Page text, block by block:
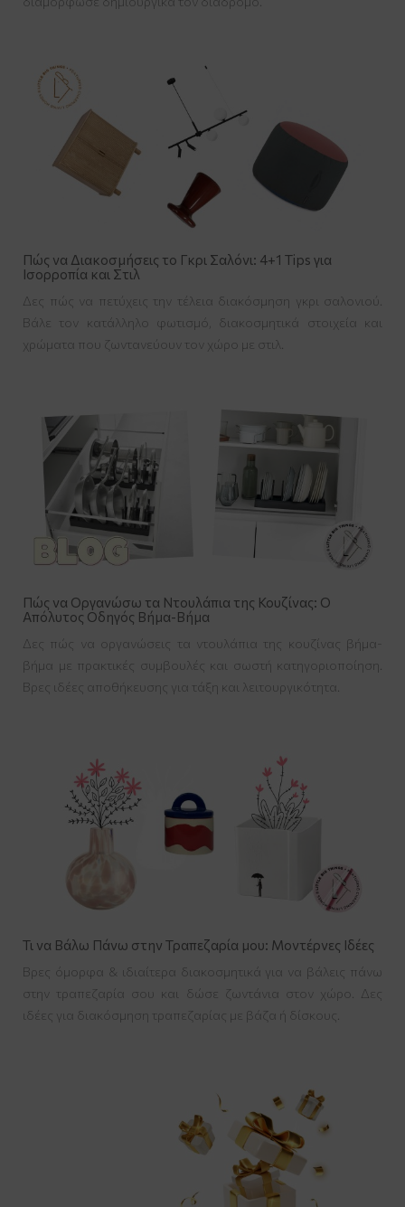
Πώς να Διακοσμήσεις το Γκρι Σαλόνι: 4+1 Tips για
Ισορροπία και Στιλ
Δες πώς να πετύχεις την τέλεια διακόσμηση γκρι σαλονιού.
Βάλε τον κατάλληλο φωτισμό, διακοσμητικά στοιχεία και
χρώματα που ζωντανεύουν τον χώρο με στιλ.
Πώς να Οργανώσω τα Ντουλάπια της Κουζίνας: Ο
Απόλυτος Οδηγός Βήμα-Βήμα
Δες πώς να οργανώσεις τα ντουλάπια της κουζίνας βήμα-
βήμα με πρακτικές συμβουλές και σωστή κατηγοριοποίηση.
Βρες ιδέες αποθήκευσης για τάξη και λειτουργικότητα.
Τι να Βάλω Πάνω στην Τραπεζαρία μου: Μοντέρνες Ιδέες
Βρες όμορφα & ιδιαίτερα διακοσμητικά για να βάλεις πάνω
στην τραπεζαρία σου και δώσε ζωντάνια στον χώρο. Δες
ιδέες για διακόσμηση τραπεζαρίας με βάζα ή δίσκους.